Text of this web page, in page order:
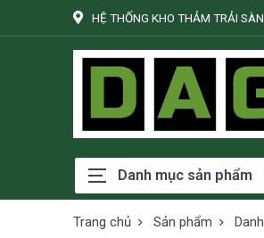
HỆ THỐNG KHO THẢM TRẢI
Danh mục sản phẩm
Trang chủ Sản phẩm